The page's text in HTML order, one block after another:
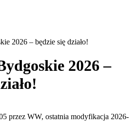
2026 – będzie się działo!
2026 –
przez WW, ostatnia modyfikacja 2026-